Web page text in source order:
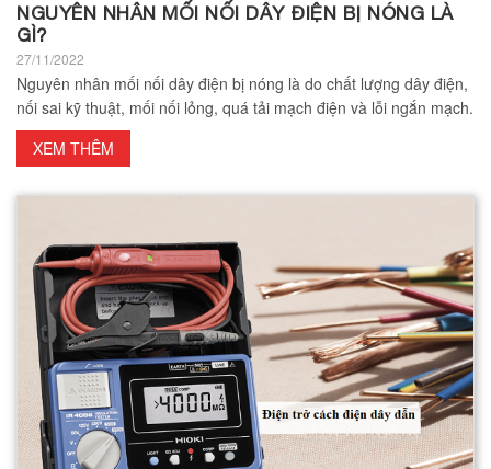
NGUYÊN NHÂN MỐI NỐI DÂY ĐIỆN BỊ NÓNG LÀ
GÌ?
27/11/2022
Nguyên nhân mối nối dây điện bị nóng là do chất lượng dây điện,
nối sai kỹ thuật, mối nối lỏng, quá tải mạch điện và lỗi ngắn mạch.
XEM THÊM